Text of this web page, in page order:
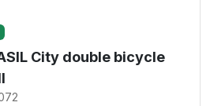
City double bicycle